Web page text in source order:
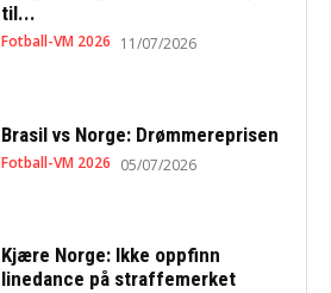
til...
Fotball-VM 2026 11/07/2026
Brasil vs Norge: Drømmereprisen
Fotball-VM 2026 05/07/2026
Kjære Norge: Ikke oppfinn
linedance på straffemerket